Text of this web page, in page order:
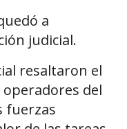
a
judicial.
resaltaron el
del
fuerzas